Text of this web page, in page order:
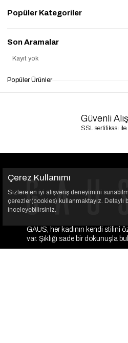
Güvenli
SSL sertifikası
GAUS, her kadının kendi stilini
var. Şıklığı sade bir dokunuşla
Çerez Kullanımı
Sizlere en iyi alışveriş deneyimini
çerezler(cookies) kullanmaktayız. Detaylı
inceleyebilirsiniz.
Popüler Kategoriler
Son Aramalar
Kayıt yok
Popüler Ürünler